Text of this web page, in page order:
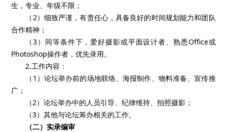
生，专业、年级不限；
（2）细致严谨，有责任心，具备良好的时间规划能力和团队
合作精神；
（3）同等条件下，爱好摄影或平面设计者、熟悉Office或
Photoshop操作者，优先录用。
2.工作内容：
（1）论坛举办前的场地联络、海报制作、物料准备、宣传推
广；
（2）论坛举办中的人员引导、纪律维持、拍照摄影；
（3）其他与论坛筹办相关的工作。
（二）实录编审